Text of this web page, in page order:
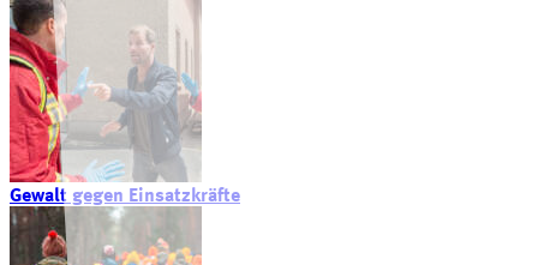
Gewalt gegen Einsatzkräfte